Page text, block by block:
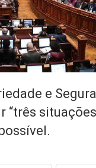
e
“três